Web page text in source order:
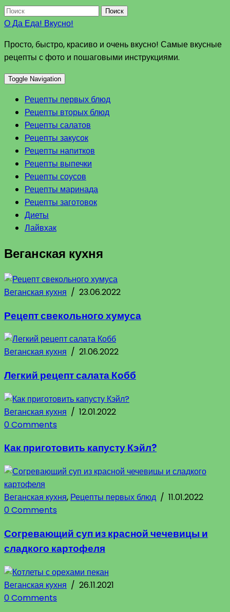
Поиск
О Да Еда! Вкусно!
Просто, быстро, красиво и очень вкусно! Самые вкусные
рецепты с фото и пошаговыми инструкциями.
Toggle Navigation
Рецепты первых блюд
Рецепты вторых блюд
Рецепты салатов
Рецепты закусок
Рецепты напитков
Рецепты выпечки
Рецепты соусов
Рецепты маринада
Рецепты заготовок
Диеты
Лайвхак
Веганская кухня
Веганская кухня / 23.06.2022
Рецепт свекольного хумуса
Веганская кухня / 21.06.2022
Легкий рецепт салата Кобб
Веганская кухня / 12.01.2022
0 Comments
Как приготовить капусту Кэйл?
Веганская кухня, Рецепты первых блюд / 11.01.2022
0 Comments
Согревающий суп из красной чечевицы и
сладкого картофеля
Веганская кухня / 26.11.2021
0 Comments